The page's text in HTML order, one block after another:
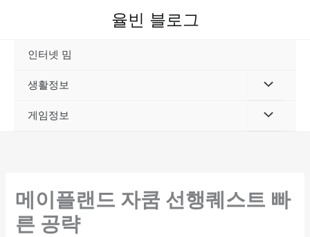
율빈 블로그
인터넷 밈
생활정보
게임정보
메이플랜드 자쿰 선행퀘스트 빠
른 공략